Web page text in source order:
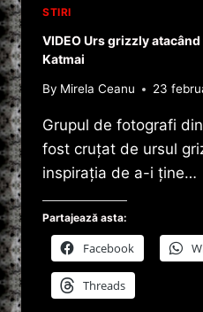
STIRI
VIDEO Urs grizzly
Katmai
By Mirela Ceanu 23
Grupul de fotografi
fost cruțat de ursul
inspirația de a-i ține…
Partajează asta:
Facebook
Threads